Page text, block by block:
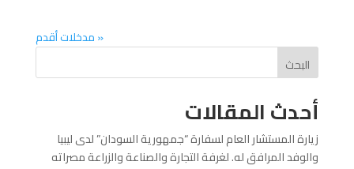
« مدخلات أقدم
البحث
أحدث المقالات
زيارة المستشار العام لسفارة “جمهورية السودان” لدى ليبيا
والوفد المرافق له. لغرفة التجارة والصناعة والزراعة مصراته